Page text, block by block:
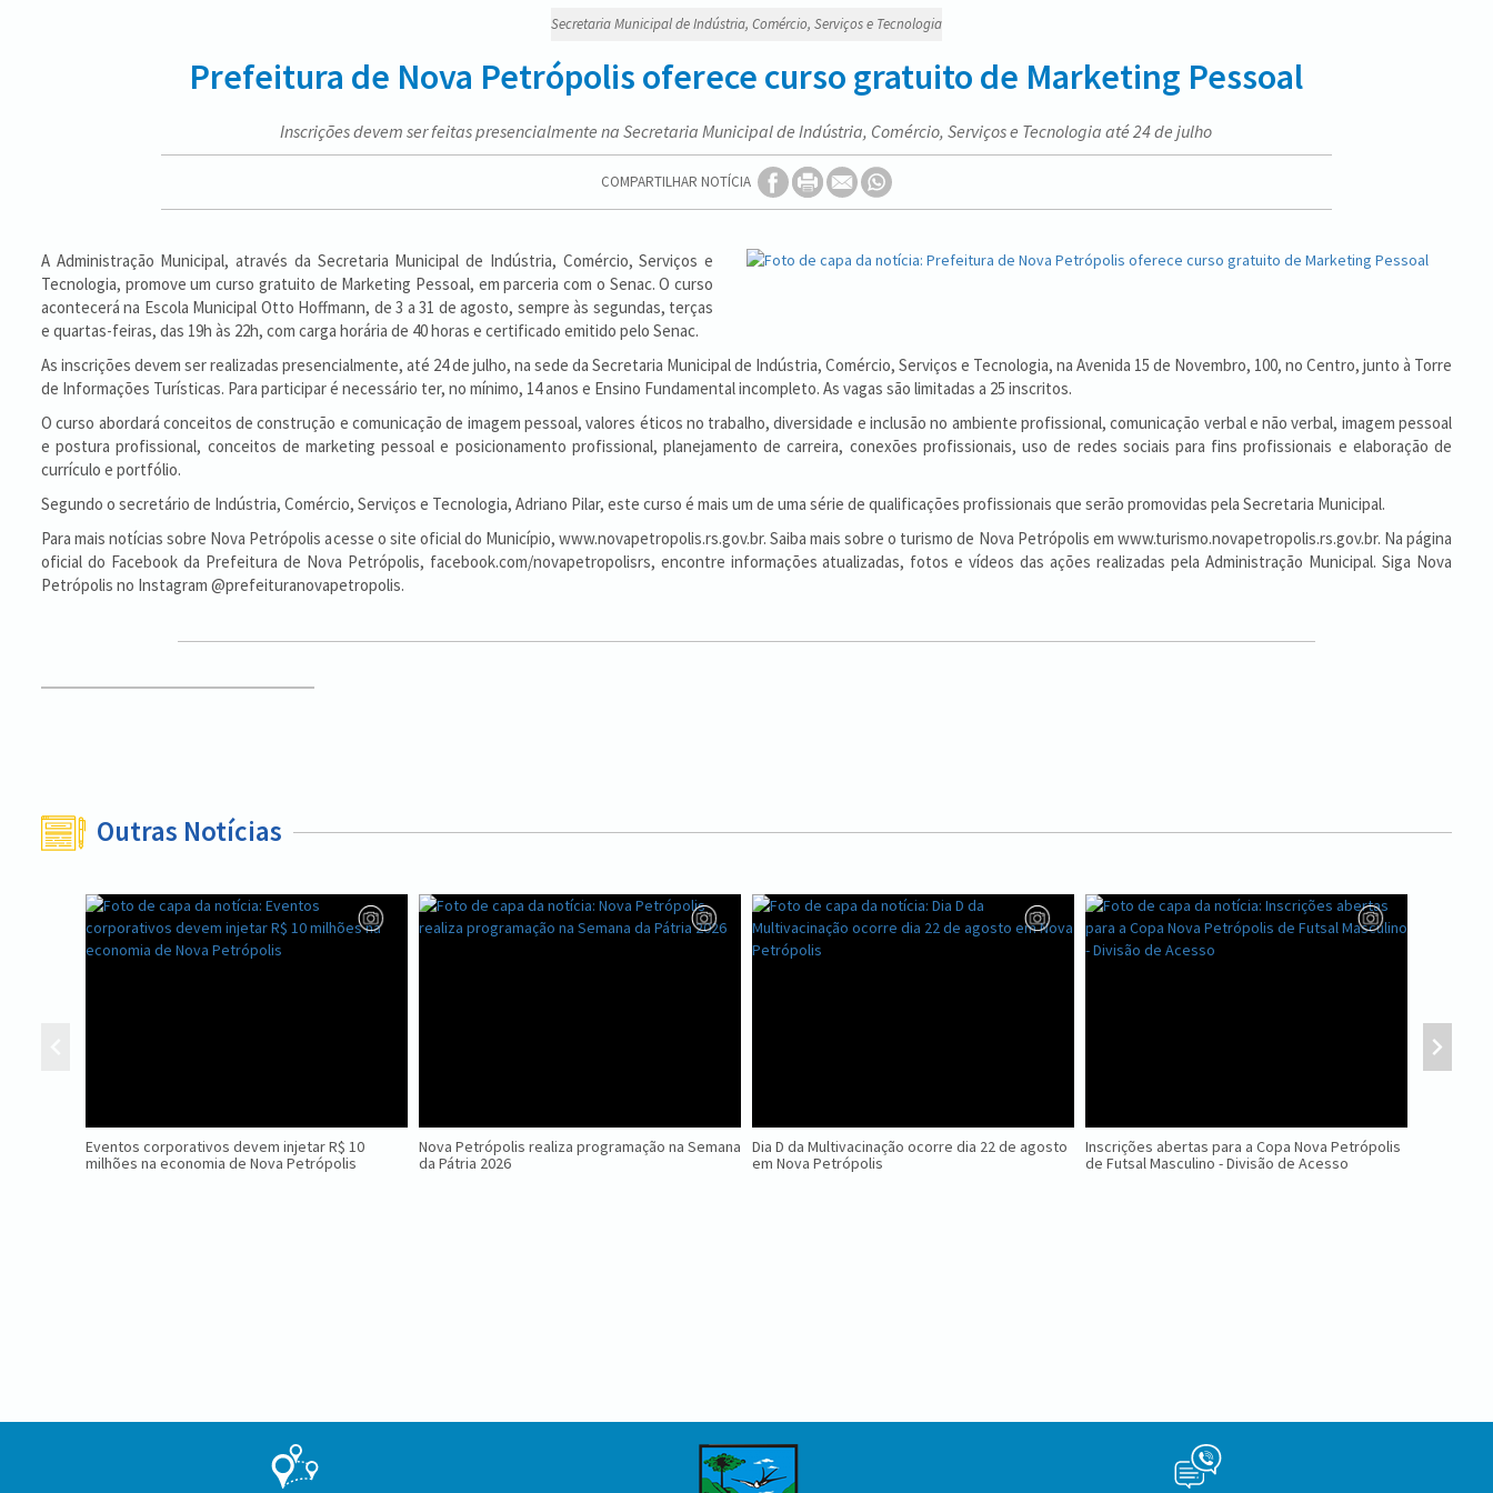
Secretaria Municipal de Indústria, Comércio, Serviços e Tecnologia
Prefeitura de Nova Petrópolis oferece curso gratuito de Marketing Pessoal
Inscrições devem ser feitas presencialmente na Secretaria Municipal de Indústria, Comércio, Serviços e Tecnologia até 24 de julho
COMPARTILHAR NOTÍCIA
A Administração Municipal, através da Secretaria Municipal de Indústria, Comércio, Serviços e
Tecnologia, promove um curso gratuito de Marketing Pessoal, em parceria com o Senac. O curso
acontecerá na Escola Municipal Otto Hoffmann, de 3 a 31 de agosto, sempre às segundas, terças
e quartas-feiras, das 19h às 22h, com carga horária de 40 horas e certificado emitido pelo Senac.
As inscrições devem ser realizadas presencialmente, até 24 de julho, na sede da Secretaria Municipal de Indústria, Comércio, Serviços e Tecnologia, na Avenida 15 de Novembro, 100, no Centro, junto à Torre
de Informações Turísticas. Para participar é necessário ter, no mínimo, 14 anos e Ensino Fundamental incompleto. As vagas são limitadas a 25 inscritos.
O curso abordará conceitos de construção e comunicação de imagem pessoal, valores éticos no trabalho, diversidade e inclusão no ambiente profissional, comunicação verbal e não verbal, imagem pessoal
e postura profissional, conceitos de marketing pessoal e posicionamento profissional, planejamento de carreira, conexões profissionais, uso de redes sociais para fins profissionais e elaboração de
currículo e portfólio.
Segundo o secretário de Indústria, Comércio, Serviços e Tecnologia, Adriano Pilar, este curso é mais um de uma série de qualificações profissionais que serão promovidas pela Secretaria Municipal.
Para mais notícias sobre Nova Petrópolis acesse o site oficial do Município, www.novapetropolis.rs.gov.br. Saiba mais sobre o turismo de Nova Petrópolis em www.turismo.novapetropolis.rs.gov.br. Na página
oficial do Facebook da Prefeitura de Nova Petrópolis, facebook.com/novapetropolisrs, encontre informações atualizadas, fotos e vídeos das ações realizadas pela Administração Municipal. Siga Nova
Petrópolis no Instagram @prefeituranovapetropolis.
Outras Notícias
Eventos corporativos devem injetar R$ 10
milhões na economia de Nova Petrópolis
Nova Petrópolis realiza programação na Semana
da Pátria 2026
Dia D da Multivacinação ocorre dia 22 de agosto
em Nova Petrópolis
Inscrições abertas para a Copa Nova Petrópolis
de Futsal Masculino - Divisão de Acesso